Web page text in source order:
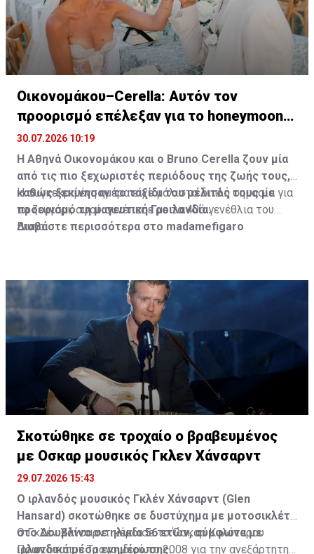
Οικονομάκου–Cerella: Αυτόν τον
προορισμό επέλεξαν για το honeymoon
τους
30.07.2026 10:19
Η Αθηνά Οικονομάκου και ο Bruno Cerella ζουν μία
από τις πιο ξεχωριστές περιόδους της ζωής τους,
καθώς ξεκίνησαν το ταξίδι του μέλιτός τους με
προορισμό τη μαγευτική Γροιλανδία.
Η συγκεκριμένη ημέρα είχε μάλιστα διπλή σημασία για
το ζευγάρι, αφού συνέπεσε με τα 40ά γενέθλια του
Bruno.
Διαβάστε περισσότερα στο madamefigaro
Σκοτώθηκε σε τροχαίο ο βραβευμένος
με Οσκαρ μουσικός Γκλεν Χάνσαρντ
29.07.2026 15:43
Ο ιρλανδός μουσικός Γκλέν Χάνσαρντ (Glen
Hansard) σκοτώθηκε σε δυστύχημα με μοτοσικλέτα
στο Δουβλίνο σε ηλικία 56 ετών, σύμφωνα με
ιρλανδικά μέσα ενημέρωσης.
Ο Γκλέν Χάνσαρντ κέρδισε το Όσκαρ Καλύτερου
Πρωτότυπου Τραγουδιού το 2008 για την ανεξάρτητης